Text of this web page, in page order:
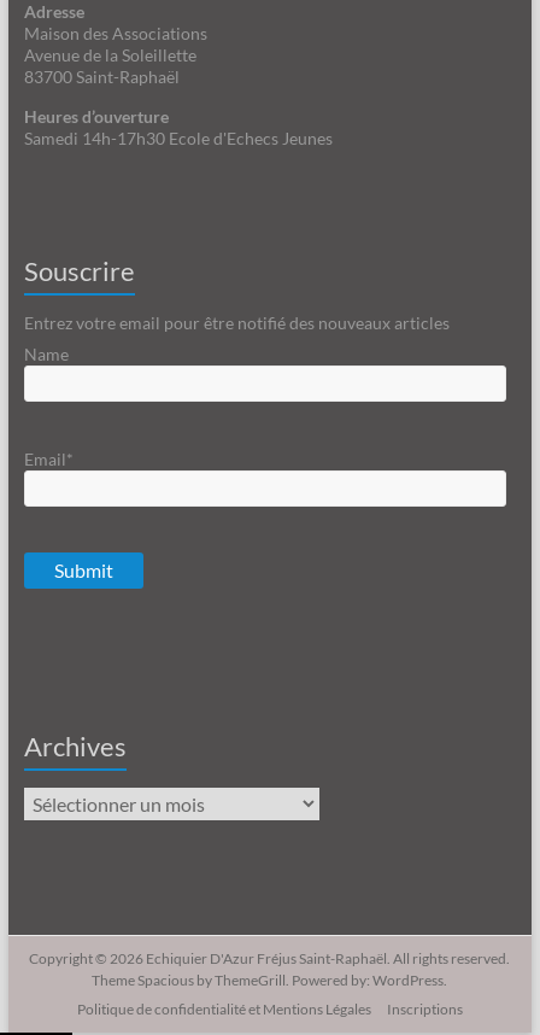
Adresse
Maison des Associations
Avenue de la Soleillette
83700 Saint-Raphaël
Heures d’ouverture
Samedi 14h-17h30 Ecole d'Echecs Jeunes
Souscrire
Entrez votre email pour être notifié des nouveaux articles
Name
Email*
Archives
Archives
Copyright © 2026 Echiquier D'Azur Fréjus Saint-Raphaël. All rights reserved.
Theme Spacious by ThemeGrill. Powered by:WordPress.
Politique de confidentialité et Mentions Légales
Inscriptions